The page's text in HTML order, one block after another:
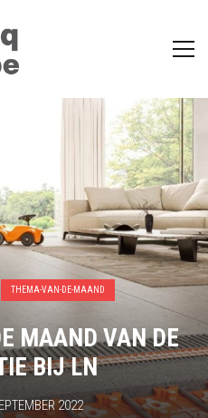
THEMA-VAN-DE-MAAND
MAAND VAN DE
BIJ LN
2022